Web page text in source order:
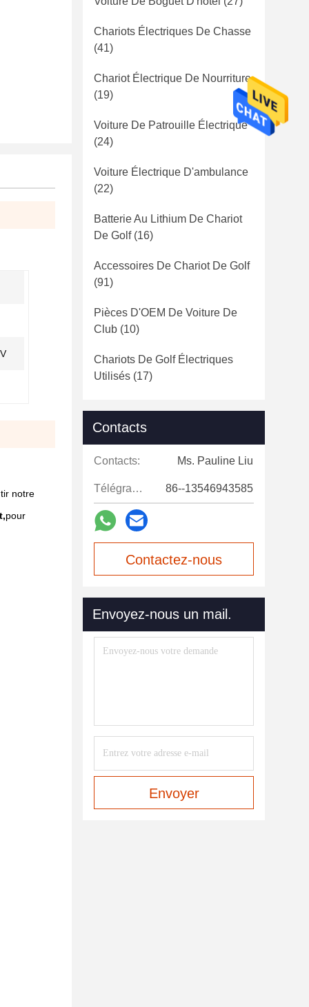
notre
pour
Chariots Électriques De Chasse
(41)
Chariot Électrique De Nourriture
(19)
Voiture De Patrouille Électrique
(24)
Voiture Électrique D'ambulance
(22)
Batterie Au Lithium De Chariot
De Golf(16)
Accessoires De Chariot De Golf
(91)
Pièces D'OEM De Voiture De
Club (10)
Chariots De Golf Électriques
Utilisés (17)
Contacts
Contacts: Ms. Pauline Liu
Télégramme: 86--13546943585
Contactez-nous
Envoyez-nous un mail.
Envoyer